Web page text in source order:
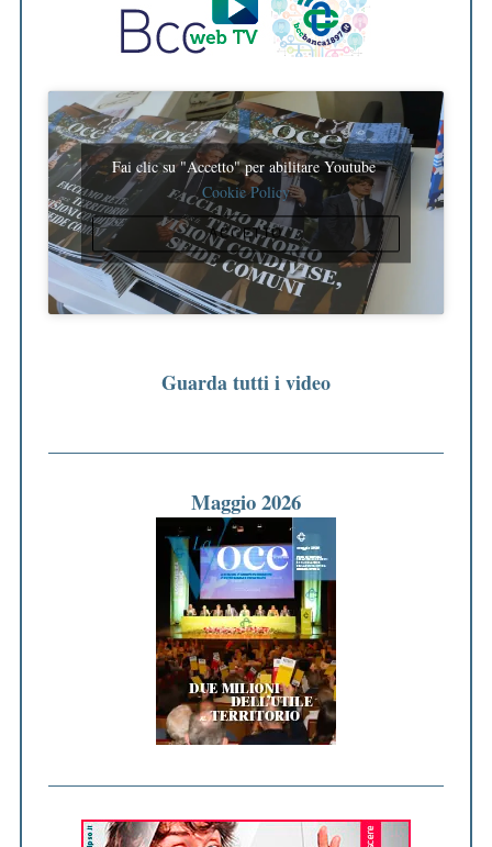
Fai clic su "Accetto" per abilitare Youtube
Cookie Policy
ACCETTO
Guarda tutti i video
Maggio 2026